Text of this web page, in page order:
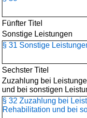
Fünfter Titel
Sonstige Leistungen
§ 31 Sonstige
Sechster Titel
Zuzahlung bei
und bei sonstigen
§ 32 Zuzahlung bei
Rehabilitation und bei